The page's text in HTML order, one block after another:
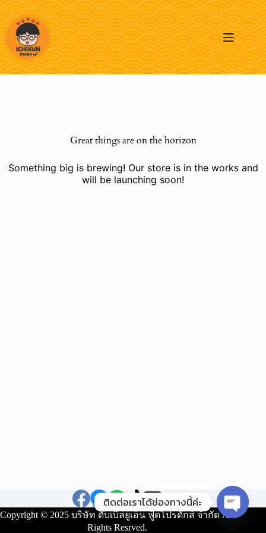
Skip
to
content
Great things are on the horizon
Something big is brewing! Our store is in the works and
will be launching soon!
Copyright © 2025 บริษัท ดับเบิ้ลยูเอ็น ฟู้ดโปรดักส์ จำกัด All
Rights Resrved.
ติดต่อเราได้ช่องทางนี้ค่ะ